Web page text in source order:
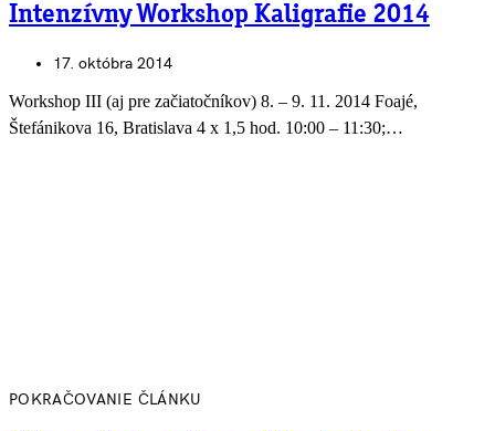
Intenzívny Workshop Kaligrafie 2014
17. októbra 2014
Workshop III (aj pre začiatočníkov) 8. – 9. 11. 2014 Foajé,
Štefánikova 16, Bratislava 4 x 1,5 hod. 10:00 – 11:30;…
POKRAČOVANIE ČLÁNKU